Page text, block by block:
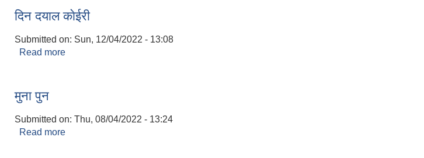
दिन दयाल काेईरी
Submitted on: Sun, 12/04/2022 - 13:08
Read more
मुना पुन
Submitted on: Thu, 08/04/2022 - 13:24
Read more